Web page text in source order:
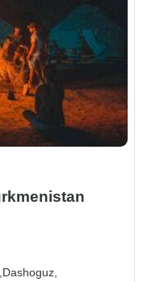
Dashoguz,